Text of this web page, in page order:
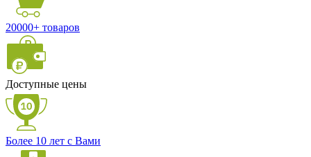
20000+ товаров
Доступные цены
Более 10 лет с Вами